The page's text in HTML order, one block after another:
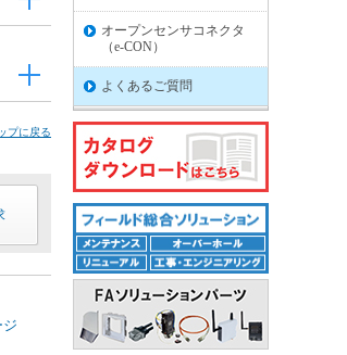
プに戻る
オープンセンサコネクタ
（e-CON）
よくあるご質問